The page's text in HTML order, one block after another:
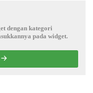
dengan kategori
pada widget.